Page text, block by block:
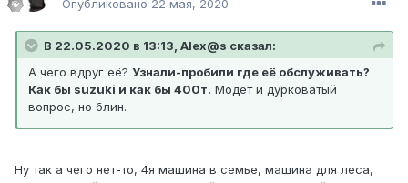
Опубликовано 22 мая, 2020
В 22.05.2020 в 13:13, Alex@s сказал:
А чего вдруг её? Узнали-пробили где её обслуживать?
Как бы suzuki и как бы 400т. Модет и дурковатый
вопрос, но блин.
Ну так а чего нет-то, 4я машина в семье, машина для леса,